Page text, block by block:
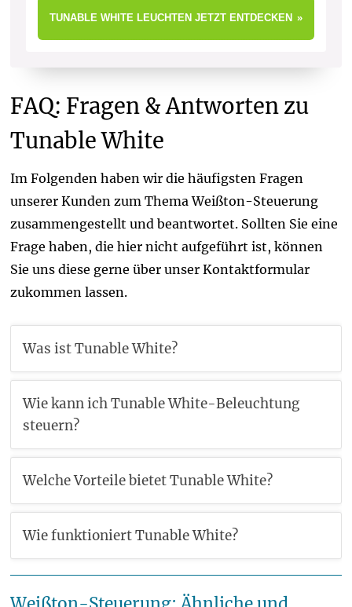
TUNABLE WHITE LEUCHTEN JETZT ENTDECKEN
FAQ: Fragen & Antworten zu
Tunable White
Im Folgenden haben wir die häufigsten Fragen
unserer Kunden zum Thema Weißton-Steuerung
zusammengestellt und beantwortet. Sollten Sie eine
Frage haben, die hier nicht aufgeführt ist, können
Sie uns diese gerne über unser Kontaktformular
zukommen lassen.
Was ist Tunable White?
Wie kann ich Tunable White-Beleuchtung
steuern?
Welche Vorteile bietet Tunable White?
Wie funktioniert Tunable White?